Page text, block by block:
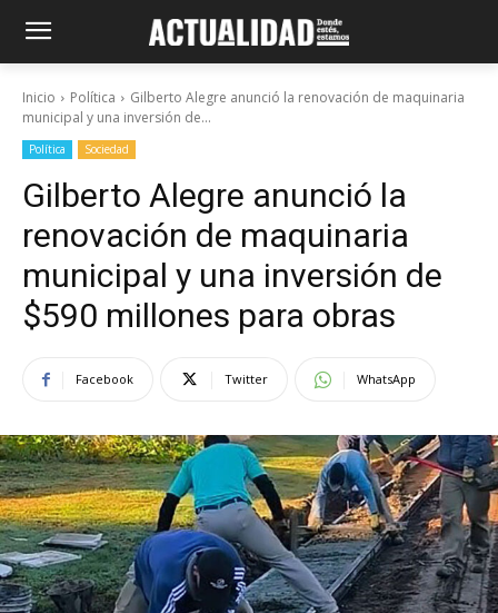
Inicio Política
Gilberto Alegre anunció la renovación de maquinaria
municipal y una inversión de...
Política Sociedad
Gilberto Alegre anunció la
renovación de maquinaria
municipal y una inversión de
$590 millones para obras
Facebook Twitter WhatsApp